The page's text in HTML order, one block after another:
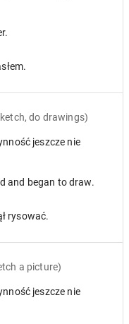
do drawings)
jeszcze nie
and began to draw.
rysować.
a picture)
jeszcze nie